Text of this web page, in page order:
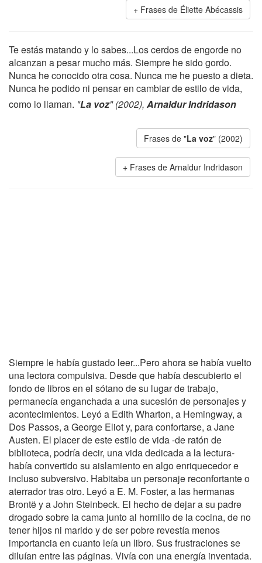
Frases de Éliette Abécassis
Te estás matando y lo sabes...Los cerdos de engorde no
alcanzan a pesar mucho más. Siempre he sido gordo.
Nunca he conocido otra cosa. Nunca me he puesto a dieta.
Nunca he podido ni pensar en cambiar de estilo de vida,
como lo llaman. "La voz" (2002), Arnaldur Indridason
Frases de "La voz" (2002)
Frases de Arnaldur Indridason
Siempre le había gustado leer...Pero ahora se había vuelto
una lectora compulsiva. Desde que había descubierto el
fondo de libros en el sótano de su lugar de trabajo,
permanecía enganchada a una sucesión de personajes y
acontecimientos. Leyó a Edith Wharton, a Hemingway, a
Dos Passos, a George Eliot y, para confortarse, a Jane
Austen. El placer de este estilo de vida -de ratón de
biblioteca, podría decir, una vida dedicada a la lectura-
había convertido su aislamiento en algo enriquecedor e
incluso subversivo. Habitaba un personaje reconfortante o
aterrador tras otro. Leyó a E. M. Foster, a las hermanas
Brontë y a John Steinbeck. El hecho de dejar a su padre
drogado sobre la cama junto al hornillo de la cocina, de no
tener hijos ni marido y de ser pobre revestía menos
importancia en cuanto leía un libro. Sus frustraciones se
diluían entre las páginas. Vivía con una energía inventada.